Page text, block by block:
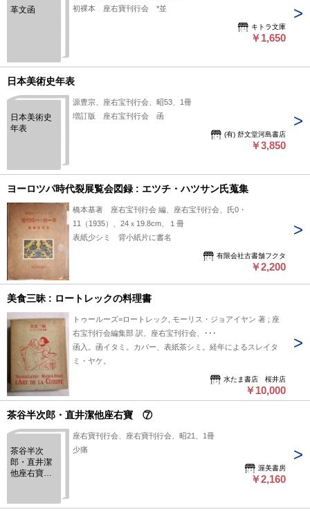
革文函
初裸本 座右寶刊行会 *並
キトラ文庫
￥1,650
日本美術史年表
日本美術史
年表
源豊宗、座右宝刊行会、昭53、1冊
増訂版 座右宝刊行会 函
(有) 舒文堂河島書店
￥3,850
ヨーロツパ時代裂展覧会図録 : エツチ・ハツサン氏蒐集
橋本基著 座右宝刊行会 編、座右宝刊行会、氏0・
11（1935）、24ｘ19.8cm、１冊
表紙少シミ 背小紙片に書名
有限会社古書舗フクタ
￥2,200
美食三昧 : ロートレックの料理書
トゥールーズ=ロートレック, モーリス・ジョアイヤン 著 ; 座
右宝刊行会編集部 訳、座右宝刊行会、･･･
函入。函イタミ。カバー、表紙茶シミ。経年によるスレイタ
ミ・ヤケ。
水たま書店 桜井店
￥10,000
茶谷半次郎・直井潔他座右寶 ⑦
茶谷半次
郎・直井潔
他座右寶
座右寶刊行会、座右寶刊行会、昭21、1冊
少痛
渥美書房
￥2,160